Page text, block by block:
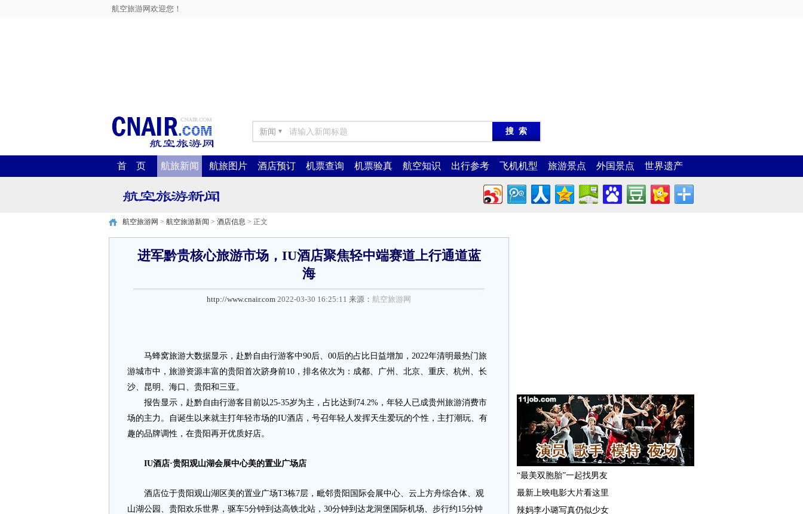
航空旅游网欢迎您！
新闻 ▼
首 页 航旅新闻 航旅图片 酒店预订 机票查询 机票验真 航空知识 出行参考 飞机机型 旅游景点 外国景点 世界遗产
航空旅游网 > 航空旅游新闻 > 酒店信息 > 正文
进军黔贵核心旅游市场，IU酒店聚焦轻中端赛道上行通道蓝
海
http://www.cnair.com 2022-03-30 16:25:11 来源： 航空旅游网
马蜂窝旅游大数据显示，赴黔自由行游客中90后、00后的占比日益增加，2022年清明最热门旅
游城市中，旅游资源丰富的贵阳首次跻身前10，排名依次为：成都、广州、北京、重庆、杭州、长
沙、昆明、海口、贵阳和三亚。
报告显示，赴黔自由行游客目前以25-35岁为主，占比达到74.2%，年轻人已成贵州旅游消费市
场的主力。自诞生以来就主打年轻市场的IU酒店，号召年轻人发挥天生爱玩的个性，主打潮玩、有
趣的品牌调性，在贵阳再开优质好店。
IU酒店·贵阳观山湖会展中心美的置业广场店
酒店位于贵阳观山湖区美的置业广场T3栋7层，毗邻贵阳国际会展中心、云上方舟综合体、观
山湖公园、贵阳欢乐世界，驱车5分钟到达高铁北站，30分钟到达龙洞堡国际机场、步行约15分钟